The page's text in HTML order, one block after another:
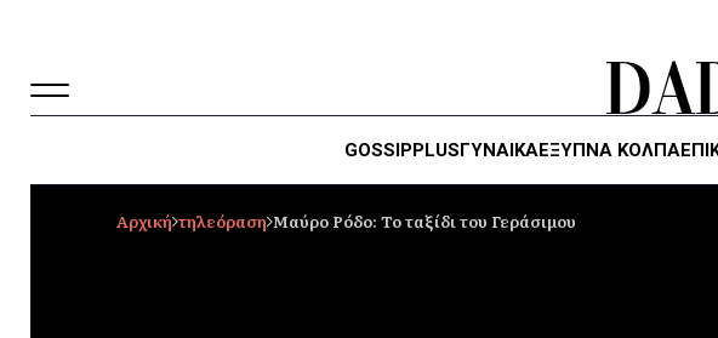
GOSSIPPLUSΓΥΝΑΙΚΑΈΞΥΠΝΑ ΚΌΛΠΑ
Αρχική τηλεόραση Μαύρο Ρόδο: Το ταξίδι του Γεράσιμου